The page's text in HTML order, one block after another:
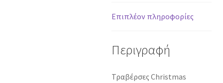
Επιπλέον πληροφορίες
Περιγραφή
Τραβέρσες Christmas